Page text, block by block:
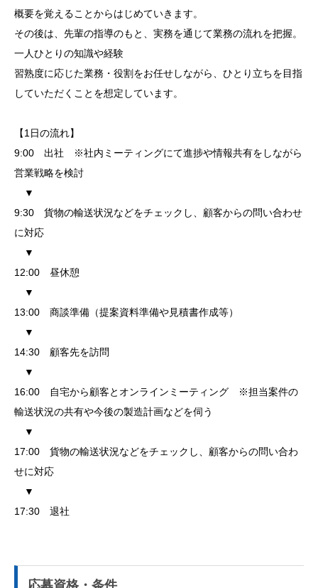
概要を覚えることからはじめていきます。
その後は、先輩の指導のもと、実務を通じて業務の流れを把握。
一人ひとりの知識や経験
習熟度に応じた業務・役割をお任せしながら、ひとり立ちを目指
していただくことを想定しています。
【1日の流れ】
9:00 出社 ※社内ミーティングにて進捗や情報共有をしながら
営業戦略を検討
▼
9:30 貨物の輸送状況などをチェックし、顧客からの問い合わせ
に対応
▼
12:00 昼休憩
▼
13:00 商談準備（提案資料準備や見積書作成等）
▼
14:30 顧客先を訪問
▼
16:00 自宅から顧客とオンラインミーティング ※担当案件の
輸送状況の共有や今後の製造計画などを伺う
▼
17:00 貨物の輸送状況などをチェックし、顧客からの問い合わ
せに対応
▼
17:30 退社
応募資格・条件